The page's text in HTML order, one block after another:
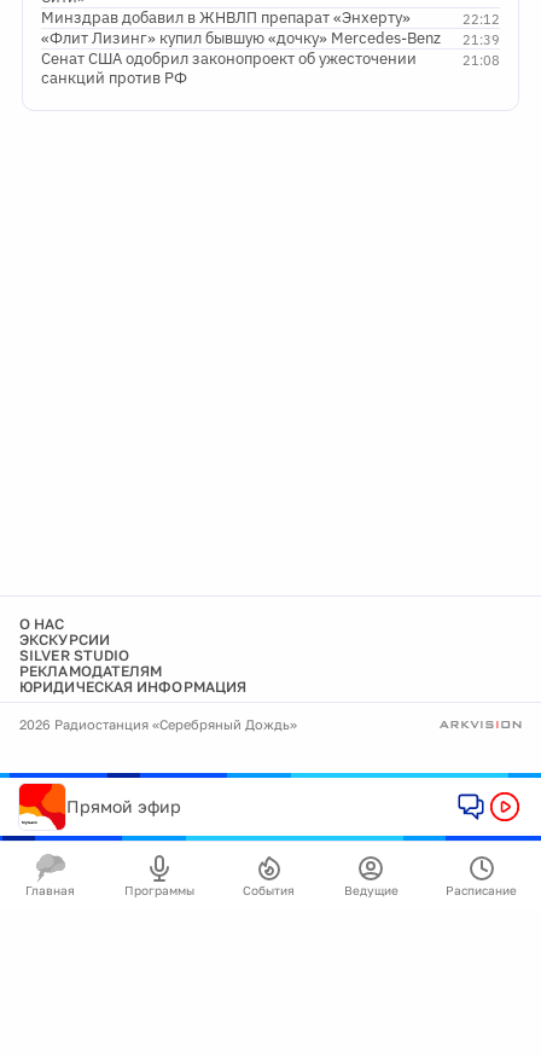
22:12
Минздрав добавил в ЖНВЛП препарат «Энхерту»
21:39
«Флит Лизинг» купил бывшую «дочку» Mercedes-Benz
21:08
Сенат США одобрил законопроект об ужесточении
санкций против РФ
О НАС
ЭКСКУРСИИ
SILVER STUDIO
РЕКЛАМОДАТЕЛЯМ
ЮРИДИЧЕСКАЯ ИНФОРМАЦИЯ
2026 Радиостанция «Серебряный Дождь»
Прямой эфир
Главная Программы События Ведущие Расписание